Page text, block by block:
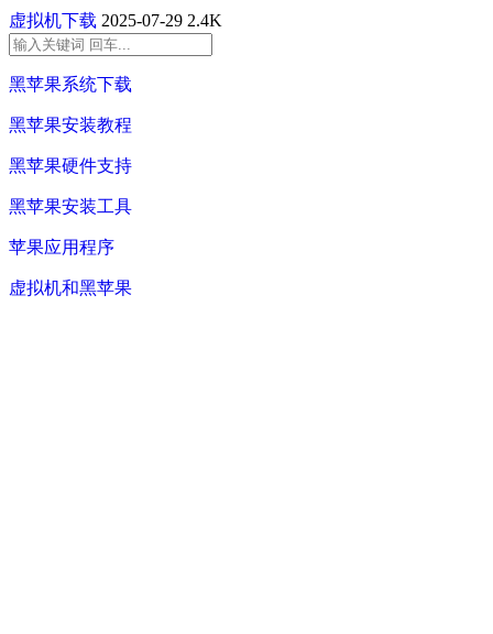
虚拟机下载 2025-07-29 2.4K
黑苹果系统下载
黑苹果安装教程
黑苹果硬件支持
黑苹果安装工具
苹果应用程序
虚拟机和黑苹果